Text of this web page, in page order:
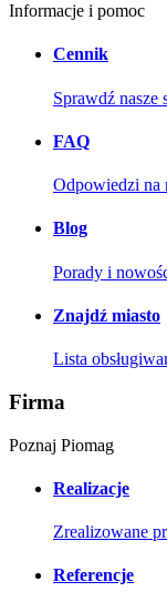
Informacje i pomoc
Cennik
Sprawdź nasze
FAQ
Odpowiedzi na
Blog
Porady i
Znajdź miasto
Lista
Firma
Poznaj Piomag
Realizacje
Zrealizowane
Referencje